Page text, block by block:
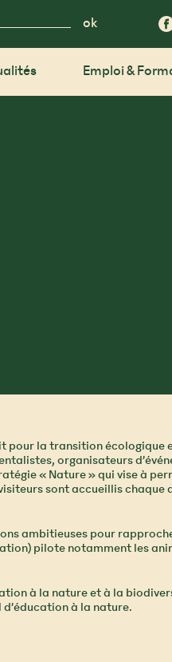
Emploi &
la transition
organisateurs
« Nature » qui vise à
sont accueillis chaque
ambitieuses pour
pilote notamment les
à la nature et à la
à la nature.